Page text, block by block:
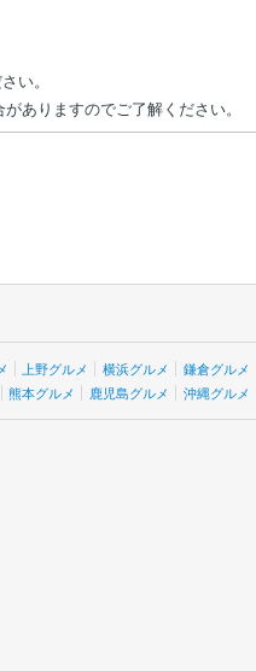
い。
ありますのでご了解ください。
上野グルメ 横浜グルメ
鎌倉グルメ
熊本グルメ 鹿児島グルメ 沖縄グルメ